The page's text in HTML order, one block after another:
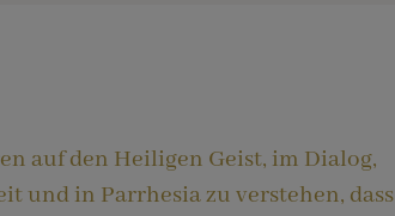
auf den Heiligen Geist, im Dialog,
und in Parrhesia zu verstehen, dass